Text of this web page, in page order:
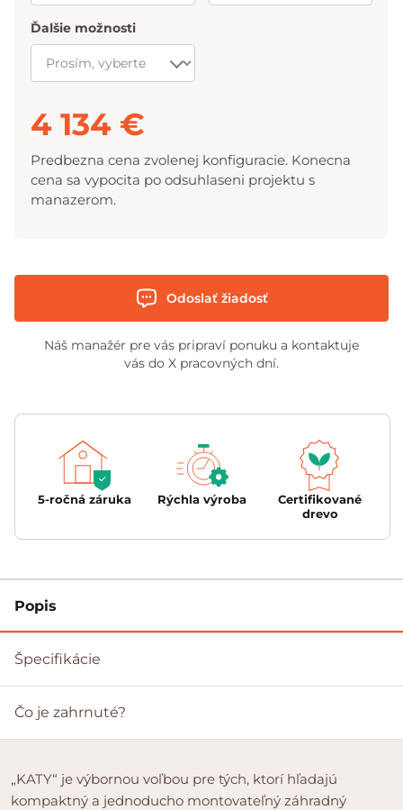
5-ročná záruka Rýchla výroba
Certifikované
drevo
Ďalšie možnosti
4 134 €
Predbezna cena zvolenej konfiguracie. Konecna
cena sa vypocita po odsuhlaseni projektu s
manazerom.
Odoslať žiadosť
Náš manažér pre vás pripraví ponuku a kontaktuje
vás do X pracovných dní.
Popis
Špecifikácie
Čo je zahrnuté?
„KATY“ je výbornou voľbou pre tých, ktorí hľadajú
kompaktný a jednoducho montovateľný záhradný